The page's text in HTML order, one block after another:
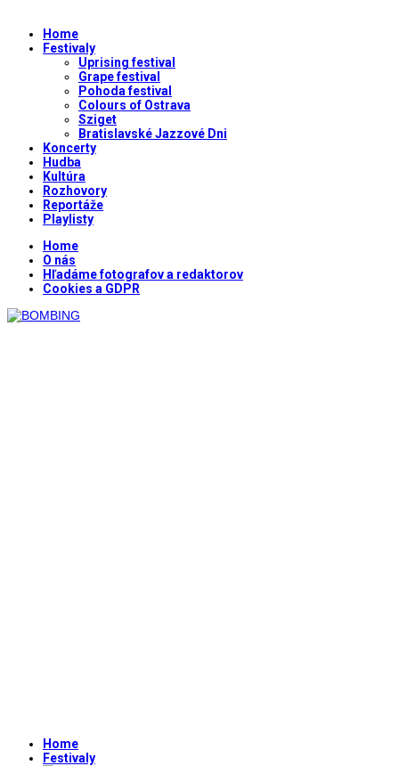
Home
Festivaly
Uprising festival
Grape festival
Pohoda festival
Colours of Ostrava
Sziget
Bratislavské Jazzové Dni
Koncerty
Hudba
Kultúra
Rozhovory
Reportáže
Playlisty
Home
O nás
Hľadáme fotografov a redaktorov
Cookies a GDPR
Home
Festivaly